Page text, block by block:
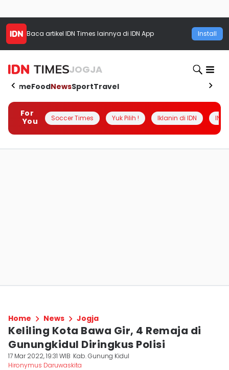
Baca artikel IDN Times lainnya di IDN App Install
JOGJA
HomeFoodNewsSportTravel
For
You
Soccer Times Yuk Pilih ! Iklanin di IDN
Home News Jogja
Keliling Kota Bawa Gir, 4 Remaja di
Gunungkidul Diringkus Polisi
17 Mar 2022, 19:31 WIB Kab. Gunung Kidul
Hironymus Daruwaskita